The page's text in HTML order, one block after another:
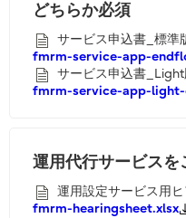
どちらか必須
サービス申込書_標準
fmrm-service-app-
サービス申込書_Light
fmrm-service-app-light-
運用代行サービス
運用設定サービス用
fmrm-hearingsheet.xlsx